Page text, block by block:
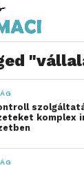
komplex